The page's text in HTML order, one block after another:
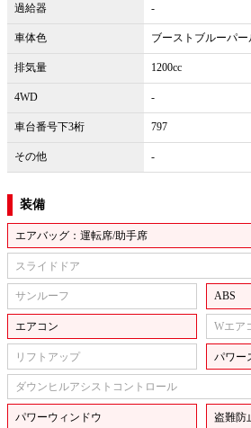
過給器 -
車体色 ブーストブルーパー
排気量 1200cc
4WD -
車台番号下3桁 797
その他 -
装備
エアバッグ：運転席/助手席
スライドドア
サンルーフ ABS
エアコン Wエア
リフトアップ パワー
ダウンヒルアシストコントロール
パワーウィンドウ 盗難防